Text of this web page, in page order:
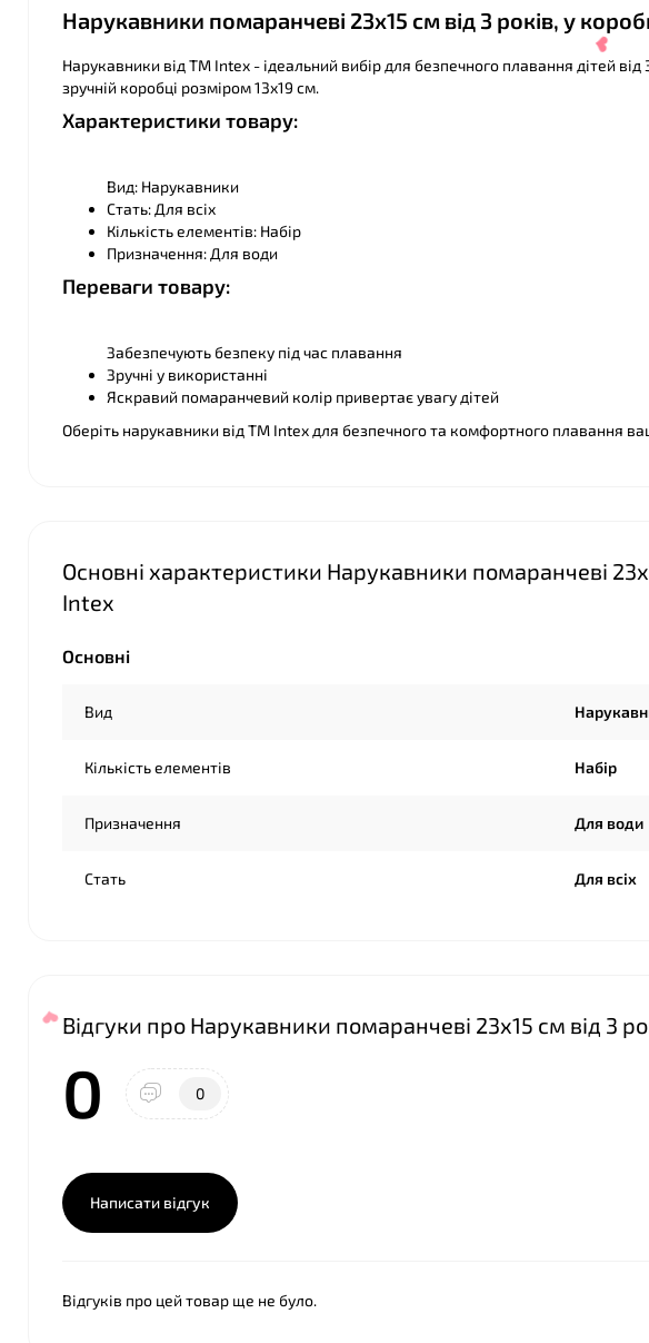
Нарукавники помаранчеві 23х15 см від 3 років, у
Нарукавники від ТМ Іntex - ідеальний вибір для безпечного плавання дітей
зручній коробці розміром 13х19 см.
Характеристики товару:
Вид: Нарукавники
Стать: Для всіх
Кількість елементів: Набір
Призначення: Для води
Переваги товару:
Забезпечують безпеку під час плавання
Зручні у використанні
Яскравий помаранчевий колір привертає увагу дітей
Оберіть нарукавники від ТМ Іntex для безпечного та комфортного плавання
Основні характеристики Нарукавники помаранчеві
Іntex
Основні
Вид
Кількість елементів Набір
Призначення Для води
Стать Для всіх
Відгуки про Нарукавники помаранчеві 23х15 см від 3
0 0
Написати відгук
Відгуків про цей товар ще не було.
❤